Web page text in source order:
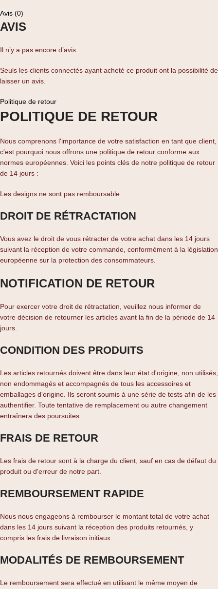
Avis (0)
AVIS
Il n’y a pas encore d’avis.
Seuls les clients connectés ayant acheté ce produit ont la possibilité de
laisser un avis.
Politique de retour
POLITIQUE DE RETOUR
Nous comprenons l'importance de votre satisfaction en tant que client,
c'est pourquoi nous offrons une politique de retour conforme aux
normes européennes. Voici les points clés de notre politique de retour
de 14 jours :
Les designs ne sont pas remboursable
DROIT DE RÉTRACTATION
Vous avez le droit de vous rétracter de votre achat dans les 14 jours
suivant la réception de votre commande, conformément à la législation
européenne sur la protection des consommateurs.
NOTIFICATION DE RETOUR
Pour exercer votre droit de rétractation, veuillez nous informer de
votre décision de retourner les articles avant la fin de la période de 14
jours.
CONDITION DES PRODUITS
Les articles retournés doivent être dans leur état d'origine, non utilisés,
non endommagés et accompagnés de tous les accessoires et
emballages d'origine. Ils seront soumis à une série de tests afin de les
authentifier. Toute tentative de remplacement ou autre changement
entraînera des poursuites.
FRAIS DE RETOUR
Les frais de retour sont à la charge du client, sauf en cas de défaut du
produit ou d'erreur de notre part.
REMBOURSEMENT RAPIDE
Nous nous engageons à rembourser le montant total de votre achat
dans les 14 jours suivant la réception des produits retournés, y
compris les frais de livraison initiaux.
MODALITÉS DE REMBOURSEMENT
Le remboursement sera effectué en utilisant le même moyen de